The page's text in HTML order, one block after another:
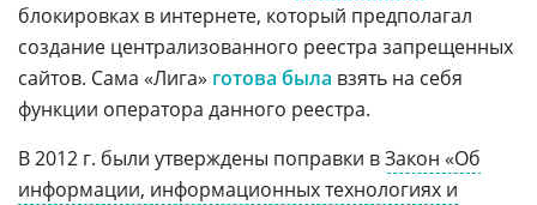
блокировках в интернете, который предполагал
создание централизованного реестра запрещенных
сайтов. Сама «Лига» готова была взять на себя
функции оператора данного реестра.
В 2012 г. были утверждены поправки вЗакон «Об
информации, информационных технологиях и